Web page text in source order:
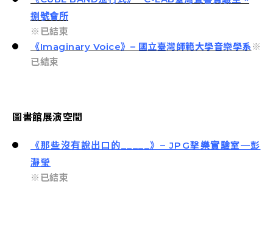
捌號會所
※已結束
《Imaginary Voice》– 國立臺灣師範大學音樂學系※
已結束
圖書館展演空間
《那些沒有說出口的_____》– JPG擊樂實驗室—彭
瀞瑩
※已結束